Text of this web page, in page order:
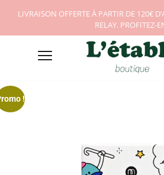
LIVRAISON OFFERTE À PARTIR DE 120€
RELAY. PROFITEZ-
!